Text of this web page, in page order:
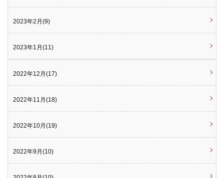
2023年2月(9)
2023年1月(11)
2022年12月(17)
2022年11月(18)
2022年10月(19)
2022年9月(10)